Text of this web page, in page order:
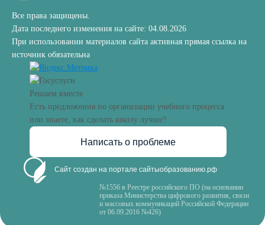
Все права защищены.
Дата последнего изменения на сайте: 04.08.2026
При использовании материалов сайта активная прямая ссылка на
источник обязательна
Решаем вместе
Есть предложения по организации учебного процесса
или знаете, как сделать школу лучше?
Написать о проблеме
Сайт создан на портале сайтыобразованию.рф
№1556 в Реестре российского ПО (на основании
приказа Министерства цифрового развития, связи
и массовых коммуникаций Российской Федерации
от 06.09.2016 №426)